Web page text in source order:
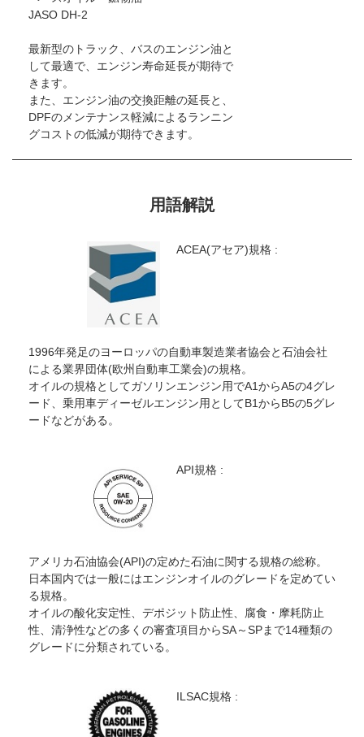
JASO DH-2
最新型のトラック、バスのエンジン油と
して最適で、エンジン寿命延長が期待で
きます。
また、エンジン油の交換距離の延長と、
DPFのメンテナンス軽減によるランニン
グコストの低減が期待できます。
用語解説
ACEA(アセア)規格 :
1996年発足のヨーロッパの自動車製造業者協会と石油会社
による業界団体(欧州自動車工業会)の規格。
オイルの規格としてガソリンエンジン用でA1からA5の4グレ
ード、乗用車ディーゼルエンジン用としてB1からB5の5グレ
ードなどがある。
API規格 :
アメリカ石油協会(API)の定めた石油に関する規格の総称。
日本国内では一般にはエンジンオイルのグレードを定めてい
る規格。
オイルの酸化安定性、デポジット防止性、腐食・摩耗防止
性、清浄性などの多くの審査項目からSA～SPまで14種類の
グレードに分類されている。
ILSAC規格 :